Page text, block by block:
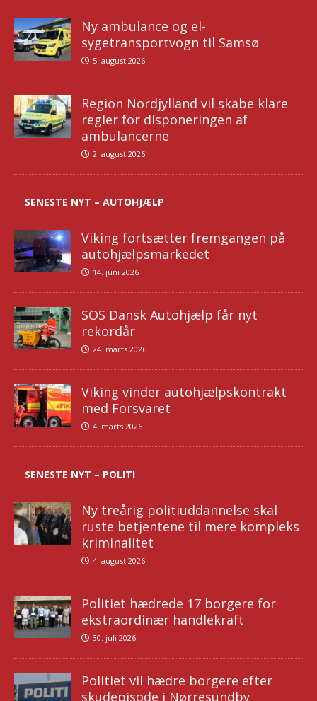
Ny ambulance og el-
sygetransportvogn til Samsø
5. august 2026
Region Nordjylland vil skabe klare
regler for disponeringen af
ambulancerne
2. august 2026
SENESTE NYT – AUTOHJÆLP
Viking fortsætter fremgangen på
autohjælpsmarkedet
14. juni 2026
SOS Dansk Autohjælp får nyt
rekordår
24. marts 2026
Viking vinder autohjælpskontrakt
med Forsvaret
4. marts 2026
SENESTE NYT – POLITI
Ny treårig politiuddannelse skal
ruste betjentene til mere kompleks
kriminalitet
4. august 2026
Politiet hædrede 17 borgere for
ekstraordinær handlekraft
30. juli 2026
Politiet vil hædre borgere efter
skudepisode i Nørresundby